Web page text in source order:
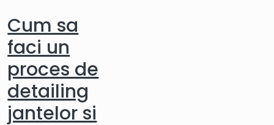
Cum sa
faci un
proces de
detailing
jantelor si